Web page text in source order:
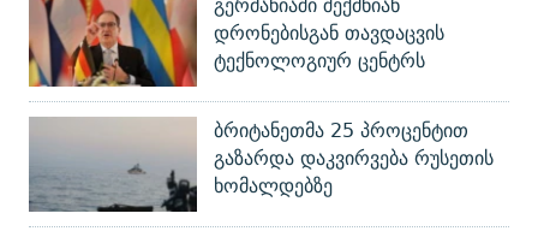
დრონებისგან თავდაცვის
ტექნოლოგიურ ცენტრს
ბრიტანეთმა 25 პროცენტით
გაზარდა დაკვირვება რუსეთის
ხომალდებზე